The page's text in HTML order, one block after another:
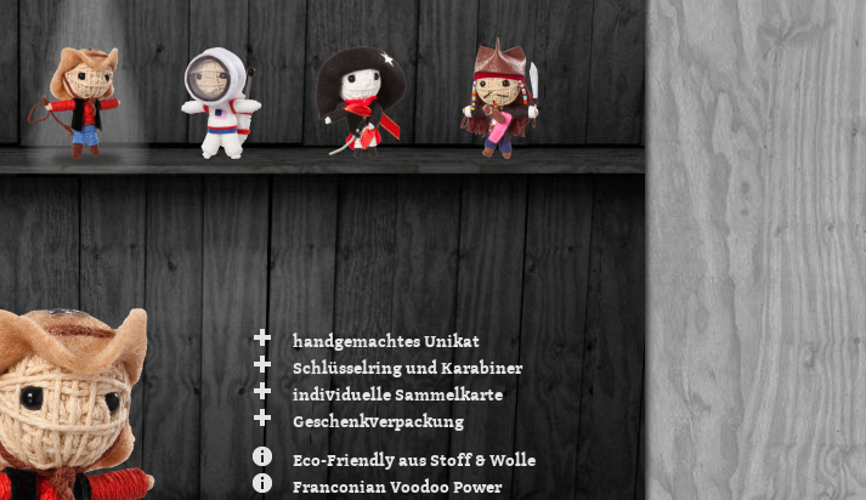
handgemachtes Unikat
Schlüsselring und Karabiner
individuelle Sammelkarte
Geschenkverpackung
Eco-Friendly aus Stoff & Wolle
Franconian Voodoo Power